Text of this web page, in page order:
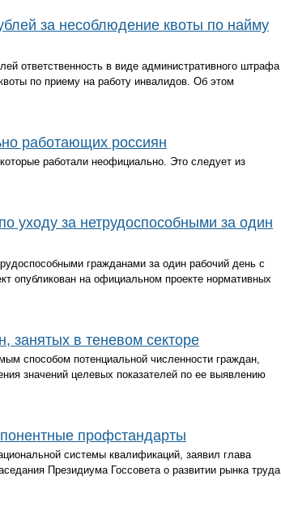
за несоблюдение квоты по найму
ответственность в виде административного штрафа
по приему на работу инвалидов. Об этом
работающих россиян
работали неофициально. Это следует из
уходу за нетрудоспособными за один
гражданами за один рабочий день с
опубликован на официальном проекте нормативных
занятых в теневом секторе
способом потенциальной численности граждан,
значений целевых показателей по ее выявлению
профстандарты
системы квалификаций, заявил глава
Президиума Госсовета о развитии рынка труда